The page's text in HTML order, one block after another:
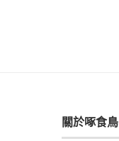
關於啄食鳥